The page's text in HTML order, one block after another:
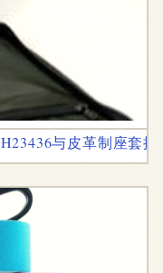
与皮革制座套推